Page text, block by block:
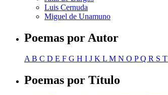
Luis Cernuda
Miguel de Unamuno
Poemas por Autor
AB C D E F G H I J K L M N O PQ R S T
Poemas por Título